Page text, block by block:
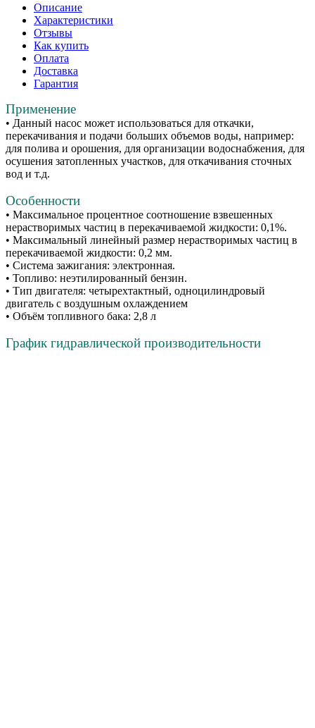
Описание
Характеристики
Отзывы
Как купить
Оплата
Доставка
Гарантия
Применение
• Данный насос может использоваться для откачки,
перекачивания и подачи больших объемов воды, например:
для полива и орошения, для организации водоснабжения, для
осушения затопленных участков, для откачивания сточных
вод и т.д.
Особенности
• Максимальное процентное соотношение взвешенных
нерастворимых частиц в перекачиваемой жидкости: 0,1%.
• Максимальный линейный размер нерастворимых частиц в
перекачиваемой жидкости: 0,2 мм.
• Система зажигания: электронная.
• Топливо: неэтилированный бензин.
• Тип двигателя: четырехтактный, одноцилиндровый
двигатель с воздушным охлаждением
• Объём топливного бака: 2,8 л
График гидравлической производительности